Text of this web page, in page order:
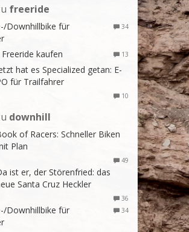
freeride
Downhillbike für
34
kaufen 13
hat es Specialized getan: E-
für Trailfahrer
10
downhill
of Racers: Schneller Biken
Plan
49
ist er, der Störenfried: das
Santa Cruz Heckler
36
Downhillbike für
34